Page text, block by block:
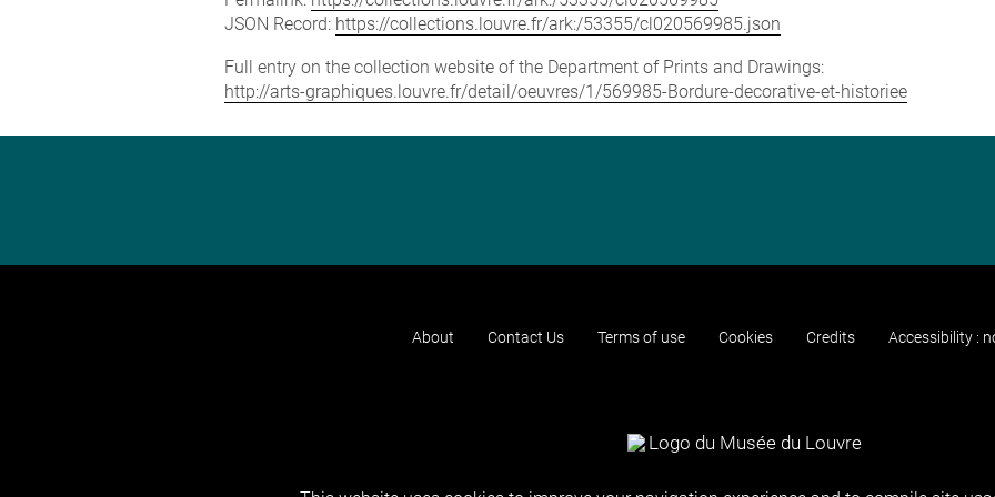
JSON Record: https://collections.louvre.fr/ark:/53355/cl020569985.json
Full entry on the collection website of the Department of Prints and Drawings:
http://arts-graphiques.louvre.fr/detail/oeuvres/1/569985-Bordure-decorative-et-historiee
About Contact Us Terms of use Cookies Credits Accessibility :